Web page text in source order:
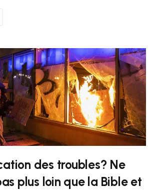
des troubles? Ne
plus loin que la Bible et